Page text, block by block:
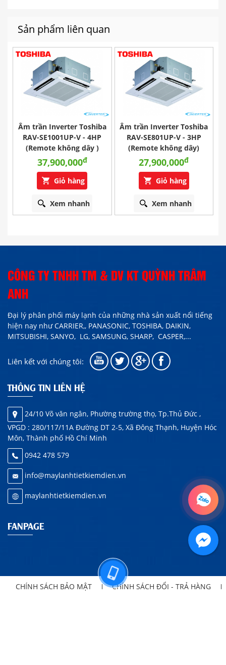
Sản phẩm liên quan
Âm trần Inverter Toshiba
RAV-SE1001UP-V - 4HP
(Remote không dây )
37,900,000đ
Giỏ hàng
Xem nhanh
Âm trần Inverter Toshiba
RAV-SE801UP-V - 3HP
(Remote không dây)
27,900,000đ
Giỏ hàng
Xem nhanh
CÔNG TY TNHH TM & DV KT QUỲNH TRÂM
ANH
Đại lý phân phối máy lạnh của những nhà sản xuất nổi tiếng
hiện nay nhưCARRIER,, PANASONIC, TOSHIBA, DAIKIN,
MITSUBISHI, SANYO, LG, SAMSUNG, SHARP, CASPER,...
Liên kết với chúng tôi:
THÔNG TIN LIÊN HỆ
24/10 Võ văn ngân, Phường trường thọ, Tp.Thủ Đức ,
VPGD : 280/117/11A Đường DT 2-5, Xã Đông Thạnh, Huyện Hóc
Môn, Thành phố Hồ Chí Minh
0942 478 579
info@maylanhtietkiemdien.vn
maylanhtietkiemdien.vn
FANPAGE
CHÍNH SÁCH BẢO MẬT
CHÍNH SÁCH ĐỔI - TRẢ HÀNG